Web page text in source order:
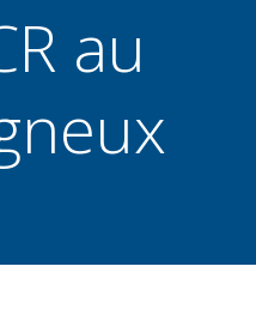
au